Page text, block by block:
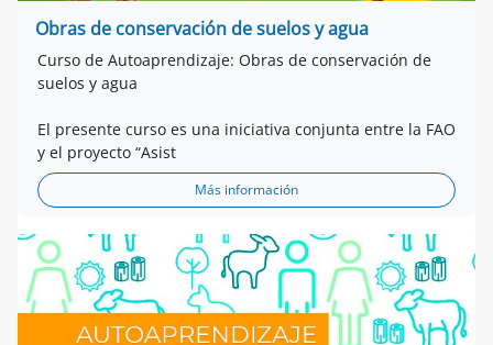
Obras de conservación de suelos y agua
Curso de Autoaprendizaje: Obras de conservación de
suelos y agua
El presente curso es una iniciativa conjunta entre la FAO
y el proyecto “Asist
Más información